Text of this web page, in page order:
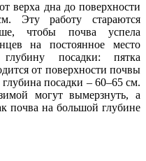
верха дна до поверхности
Эту работу стараются
чтобы почва успела
на постоянное место
посадки: пятка
от поверхности почвы
посадки – 60–65 см.
могут вымерзнуть, а
почва на большой глубине